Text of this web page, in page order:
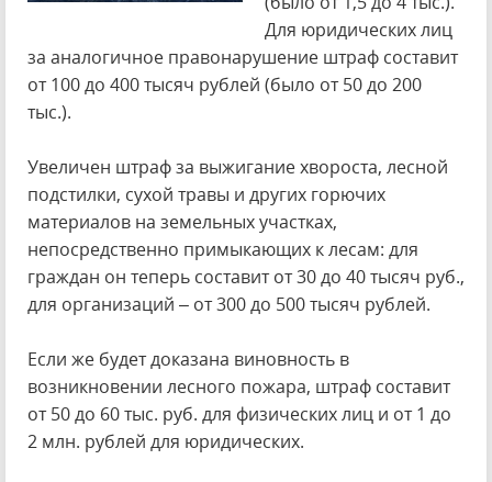
Для юридических лиц
за аналогичное правонарушение штраф составит
от 100 до 400 тысяч рублей (было от 50 до 200
тыс.).
Увеличен штраф за выжигание хвороста, лесной
подстилки, сухой травы и других горючих
материалов на земельных участках,
непосредственно примыкающих к лесам: для
граждан он теперь составит от 30 до 40 тысяч руб.,
для организаций – от 300 до 500 тысяч рублей.
Если же будет доказана виновность в
возникновении лесного пожара, штраф составит
от 50 до 60 тыс. руб. для физических лиц и от 1 до
2 млн. рублей для юридических.